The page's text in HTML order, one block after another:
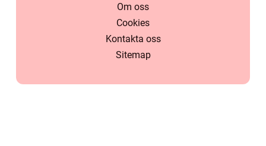
Om oss
Cookies
Kontakta oss
Sitemap